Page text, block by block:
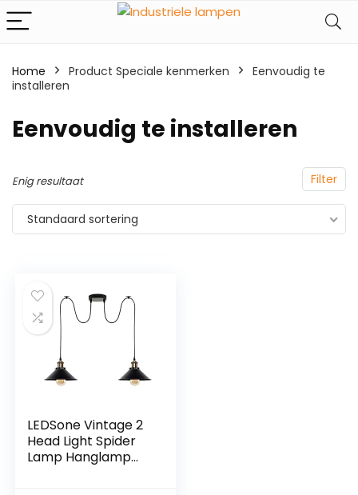
Home Product Speciale kenmerken
‎Eenvoudig te
installeren
‎Eenvoudig te installeren
Filter
Enig resultaat
Standaard sortering
LEDSone Vintage 2
Head Light Spider
Lamp Hanglamp